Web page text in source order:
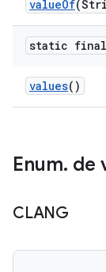
valueOf
static final
values()
Enum. de
CLANG